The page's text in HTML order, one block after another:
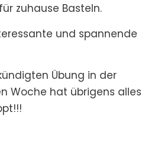
zuhause Basteln.
und spannende
Übung in der
Woche hat übrigens alles